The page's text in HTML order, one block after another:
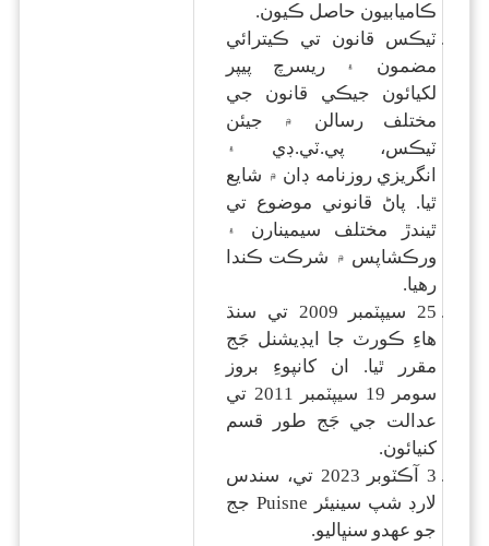
ڪاميابيون حاصل ڪيون.
ٽيڪس قانون تي ڪيترائي
مضمون ۽ ريسرچ پيپر
لکيائون جيڪي قانون جي
مختلف رسالن ۾ جيئن
ٽيڪس، پي.ٽي.ڊي ۽
انگريزي روزنامه ڊان ۾ شايع
ٿيا. پاڻ قانوني موضوع تي
ٿيندڙ مختلف سيمينارن ۽
ورڪشاپس ۾ شرڪت ڪندا
رهيا.
25 سيپٽمبر 2009 تي سنڌ
هاءِ ڪورٽ جا ايڊيشنل جَج
مقرر ٿيا. ان کانپوءِ بروز
سومر 19 سيپٽمبر 2011 تي
عدالت جي جَج طور قسم
کنيائون.
3 آڪٽوبر 2023 تي، سندس
لارڊ شپ سينيئر Puisne جج
جو عهدو سنڀاليو.